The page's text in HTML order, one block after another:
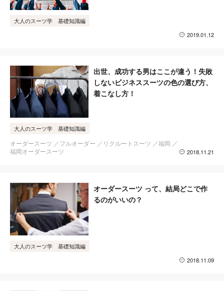
大人のスーツ学 基礎知識編
2019.01.12
出世、成功する男はここが違う！失敗
しないビジネススーツの色の選び方、
着こなし方！
大人のスーツ学 基礎知識編
オーダースーツ フルオーダー リクルートスーツ
福岡
福岡オーダースーツ
2018.11.21
オーダースーツ って、結局どこで作
るのがいいの？
大人のスーツ学 基礎知識編
2018.11.09